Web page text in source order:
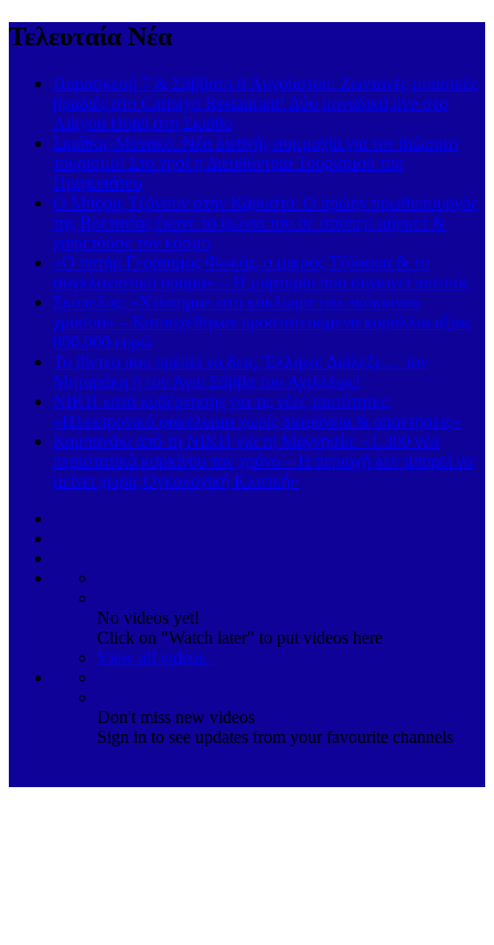
Τελευταία Νέα
Παρασκευή 7 & Σάββατο 8 Αυγούστου: Ζωντανές μουσικές
βραδιές στο Carnayo Restaurant! Δύο μοναδικά live στο
Alkyon Hotel στη Σκιάθο
Σκιάθος-Μονακό: Νέα διεθνής συμμαχία για τον βιώσιμο
τουρισμό! Στο νησί η Διευθύντρια Τουρισμού του
Πριγκιπάτου
Ο Μπόρις Τζόνσον στην Κάρυστο: Ο πρώην πρωθυπουργός
της Βρετανίας έκανε τα ψώνια του σε σούπερ μάρκετ &
χαιρετούσε τον κόσμο
«Ο πατήρ Γεράσιμος Φωκάς, ο μικρός Τζόσουα & το
συγκλονιστικό όραμα» – Η μαρτυρία που συγκινεί πιστούς
Σκόπελος: «Χτύπημα» στο κύκλωμα του «κόκκινου
χρυσού» – Κατασχέθηκαν προστατευόμενα κοράλλια αξίας
800.000 ευρώ
Το βίντεο που πρέπει να δεις, Έλληνα: Διάλεξε… τον
Μηταράκη ή τον Άγιο Σάββα του Αχιλλέως!
ΝΙΚΗ κατά κυβέρνησης για τις νέες ταυτότητες:
«Ηλεκτρονικό φακέλωμα χωρίς διαφάνεια & απαντήσεις»
Καμπανάκι από τη ΝΙΚΗ για τη Μαγνησία: «1.300 νέα
περιστατικά καρκίνου τον χρόνο – Η περιοχή δεν μπορεί να
μείνει χωρίς Ογκολογική Κλινική»
No videos yet!
Click on "Watch later" to put videos here
View all videos
Don't miss new videos
Sign in to see updates from your favourite channels